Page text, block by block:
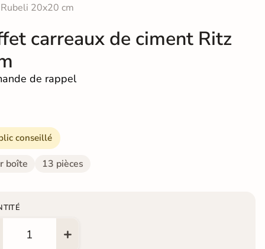
20x20 cm
carreaux de ciment Ritz
de rappel
conseillé
boîte 13 pièces